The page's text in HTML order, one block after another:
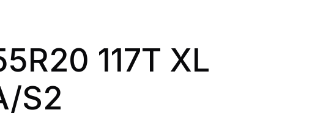
117T XL
S2